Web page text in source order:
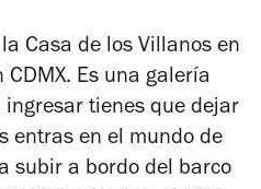
Casa de los Villanos en
CDMX. Es una galería
tienes que dejar
entras en el mundo de
subir a bordo del barco